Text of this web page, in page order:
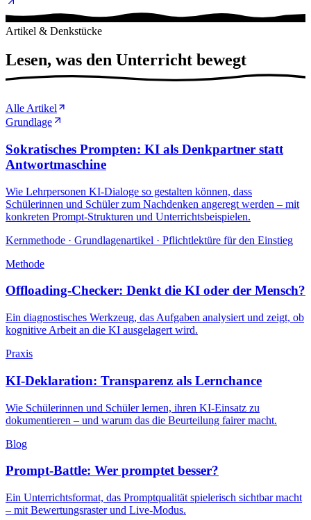
Artikel & Denkstücke
Lesen, was den Unterricht bewegt
Alle Artikel
Grundlage
Sokratisches Prompten: KI als Denkpartner statt
Antwortmaschine
Wie Lehrpersonen KI-Dialoge so gestalten können, dass
Schülerinnen und Schüler zum Nachdenken angeregt werden – mit
konkreten Prompt-Strukturen und Unterrichtsbeispielen.
Kernmethode · Grundlagenartikel · Pflichtlektüre für den Einstieg
Methode
Offloading-Checker: Denkt die KI oder der Mensch?
Ein diagnostisches Werkzeug, das Aufgaben analysiert und zeigt, ob
kognitive Arbeit an die KI ausgelagert wird.
Praxis
KI-Deklaration: Transparenz als Lernchance
Wie Schülerinnen und Schüler lernen, ihren KI-Einsatz zu
dokumentieren – und warum das die Beurteilung fairer macht.
Blog
Prompt-Battle: Wer promptet besser?
Ein Unterrichtsformat, das Promptqualität spielerisch sichtbar macht
– mit Bewertungsraster und Live-Modus.